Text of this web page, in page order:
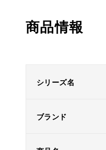
商品情報
シリーズ名
ブランド